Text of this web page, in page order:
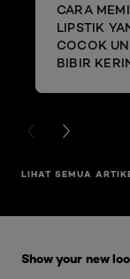
CARA
LIPSTIK
COCOK
BIBIR
PREVIOUS CARD
NEXT CARD
LIHAT SEMUA
Show your new